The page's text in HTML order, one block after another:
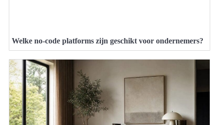
Welke no-code platforms zijn geschikt voor ondernemers?